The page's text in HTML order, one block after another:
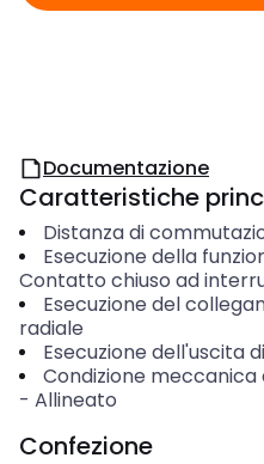
Documentazione
Caratteristiche
Distanza di
Esecuzione della
Contatto chiuso ad
Esecuzione del
radiale
Esecuzione dell'uscita
Condizione
- Allineato
Confezione